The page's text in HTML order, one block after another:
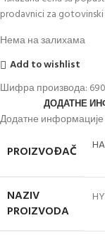
prodavnici za gotovinski
Нема на залихама
Add to wishlist
Шифра производа:
ДОДАТНЕ
Додатне информације
PROIZVOĐAČ
NAZIV
PROIZVODA